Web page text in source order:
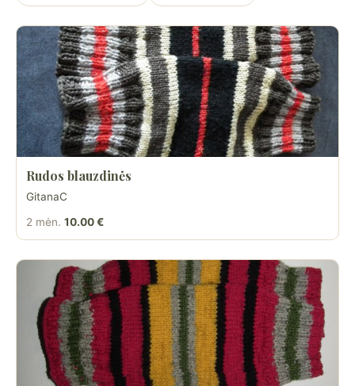
Rudos blauzdinės
GitanaC
2 mėn. 10.00 €